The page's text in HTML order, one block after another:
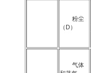
粉尘
（D）
气体